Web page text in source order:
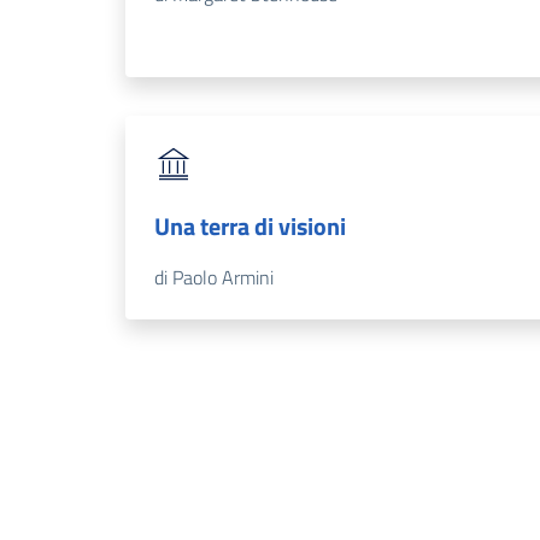
Una terra di visioni
di Paolo Armini